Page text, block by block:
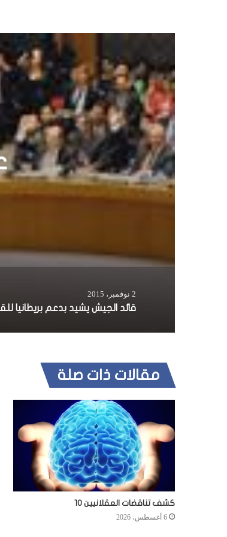
و
ي
ب
2 نوفمبر، 2015
مقالات ذات صلة
كشف تناقضات العقلانيين 10
6 أغسطس، 2026